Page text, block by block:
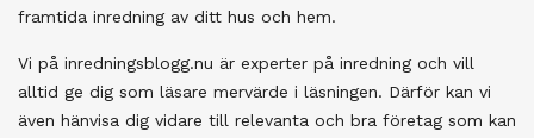
framtida inredning av ditt hus och hem.
Vi på inredningsblogg.nu är experter på inredning och vill
alltid ge dig som läsare mervärde i läsningen. Därför kan vi
även hänvisa dig vidare till relevanta och bra företag som kan